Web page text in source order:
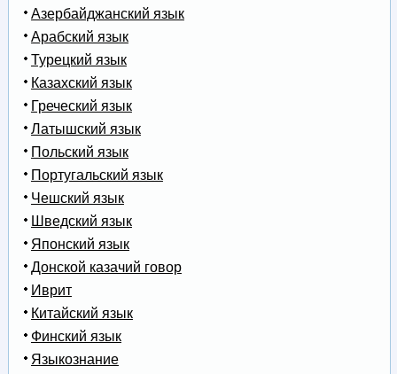
Азербайджанский язык
Арабский язык
Турецкий язык
Казахский язык
Греческий язык
Латышский язык
Польский язык
Португальский язык
Чешский язык
Шведский язык
Японский язык
Донской казачий говор
Иврит
Китайский язык
Финский язык
Языкознание